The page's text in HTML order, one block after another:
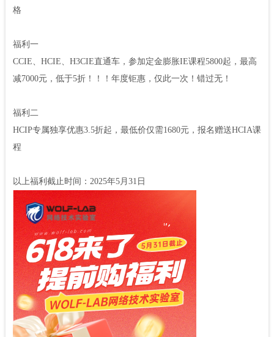
格
福利一
CCIE、HCIE、H3CIE直通车，参加定金膨胀IE课程5800起，最高
减7000元，低于5折！！！年度钜惠，仅此一次！错过无！
福利二
HCIP专属独享优惠3.5折起，最低价仅需1680元，报名赠送HCIA课
程
以上福利截止时间：2025年5月31日